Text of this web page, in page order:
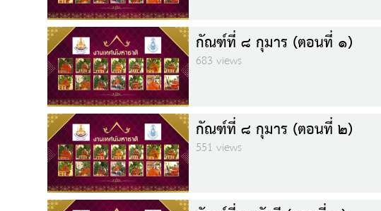
กัณฑ์ที่ ๘ กุมาร (ตอนที่ ๑)
683 views
กัณฑ์ที่ ๘ กุมาร (ตอนที่ ๒)
551 views